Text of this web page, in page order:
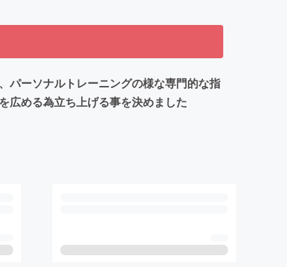
パーソナルトレーニングの様な専門的な指
広める為立ち上げる事を決めました